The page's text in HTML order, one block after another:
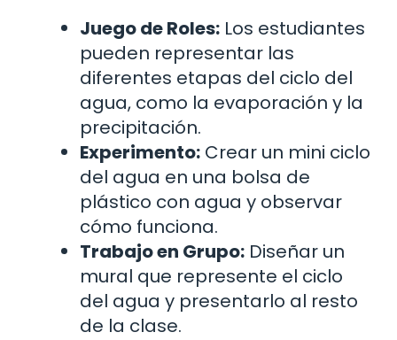
Juego de Roles: Los estudiantes
pueden representar las
diferentes etapas del ciclo del
agua, como la evaporación y la
precipitación.
Experimento: Crear un mini ciclo
del agua en una bolsa de
plástico con agua y observar
cómo funciona.
Trabajo en Grupo: Diseñar un
mural que represente el ciclo
del agua y presentarlo al resto
de la clase.